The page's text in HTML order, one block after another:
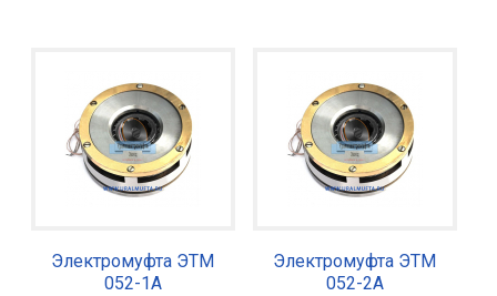
Электромуфта ЭТМ
052-1А
Электромуфта ЭТМ
052-2А